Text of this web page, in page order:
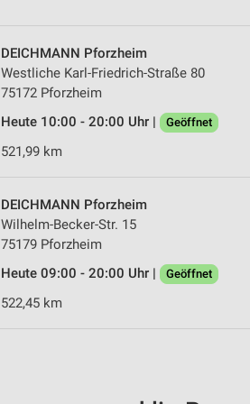
DEICHMANN Pforzheim
Westliche Karl-Friedrich-Straße 80
75172 Pforzheim
Heute 10:00 - 20:00 Uhr |
Geöffnet
521,99 km
DEICHMANN Pforzheim
Wilhelm-Becker-Str. 15
75179 Pforzheim
Heute 09:00 - 20:00 Uhr |
Geöffnet
522,45 km